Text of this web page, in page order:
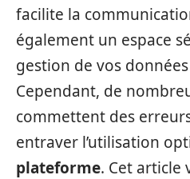
facilite la
également un espace
gestion de vos
Cependant, de
commettent des
entraver l’utilisation
plateforme. Cet article